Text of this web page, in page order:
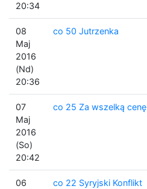
20:34
08
Maj
2016
(Nd)
20:36
co 50 Jutrzenka
07
Maj
2016
(So)
20:42
co 25 Za wszelką cenę
06
co 22 Syryjski Konflikt